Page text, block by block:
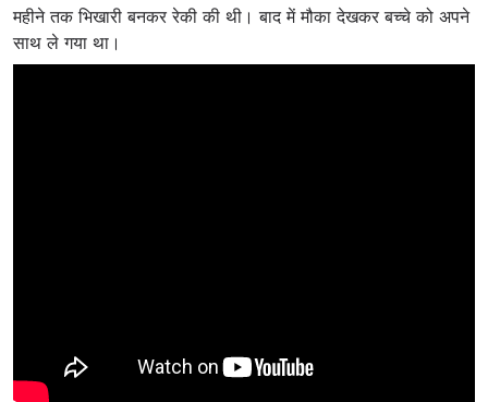
महीने तक भिखारी बनकर रेकी की थी। बाद में मौका देखकर बच्चे को अपने
साथ ले गया था।